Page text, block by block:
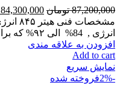
87,200,000 تومان 84,300,000
انرژی , 84% الی ۹۲% که برای رسیدن به این راندمان بالا
افزودن به علاقه مندی
Add to cart
نمایش سریع
-2%
فروخته شده